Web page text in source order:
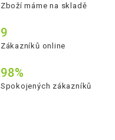
Zboží máme na skladě
9
Zákazníků online
98%
Spokojených zákazníků